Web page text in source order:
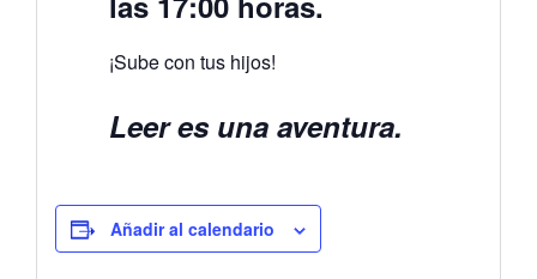
¡Sube con tus hijos!
Leer es una aventura.
Añadir al calendario